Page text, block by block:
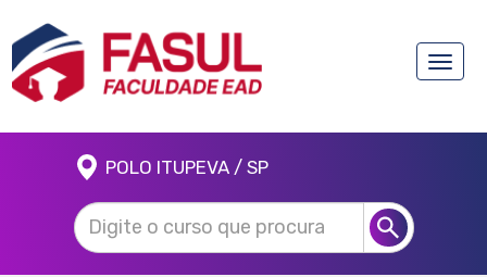
Toggle
POLO ITUPEVA / SP